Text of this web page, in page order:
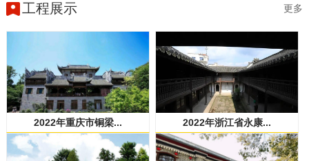
工程展示 更多
2022年重庆市铜梁... 2022年浙江省永康...